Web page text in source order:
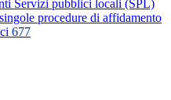
Servizi pubblici locali (SPL)
procedure di affidamento
677